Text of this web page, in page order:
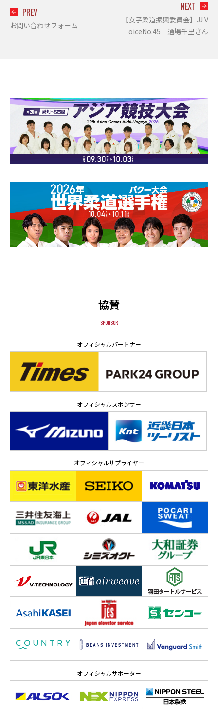
PREV
お問い合わせフォーム
NEXT
【女子柔道振興委員会】JJ V
oiceNo.45 通場千里さん
協賛
SPONSOR
オフィシャルパートナー
オフィシャルスポンサー
オフィシャルサプライヤー
オフィシャルサポーター